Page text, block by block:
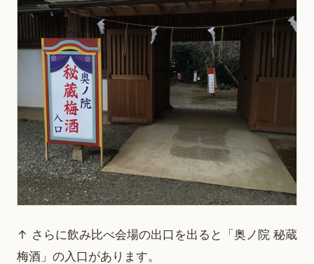
↑ さらに飲み比べ会場の出口を出ると「奥ノ院 秘蔵
梅酒」の入口があります。